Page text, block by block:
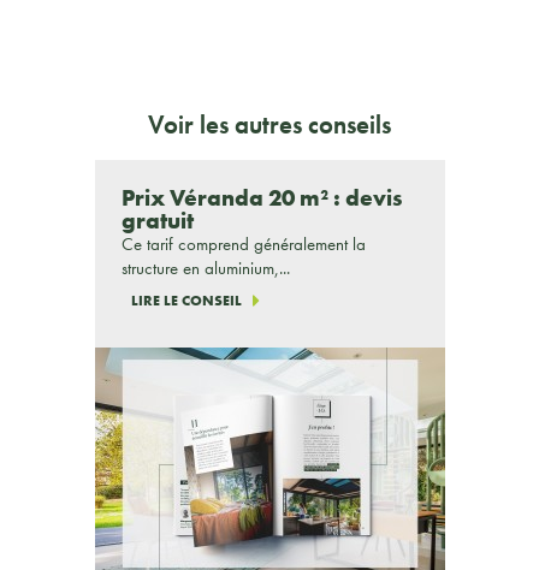
Voir les autres conseils
Prix Véranda 20 m² : devis
gratuit
Ce tarif comprend généralement la
structure en aluminium,...
LIRE LE CONSEIL